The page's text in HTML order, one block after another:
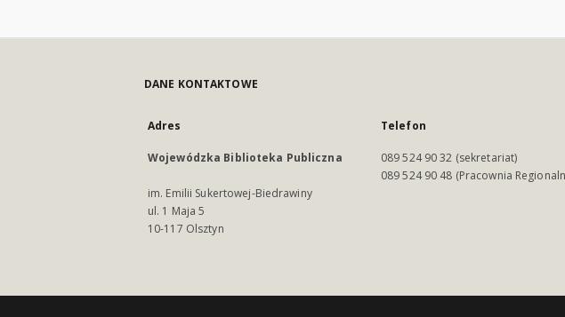
DANE KONTAKTOWE
Adres
Wojewódzka Biblioteka Publiczna
im. Emilii Sukertowej-Biedrawiny
ul. 1 Maja 5
10-117 Olsztyn
Telefon
089 524 90 32 (sekretariat)
089 524 90 48 (Pracownia